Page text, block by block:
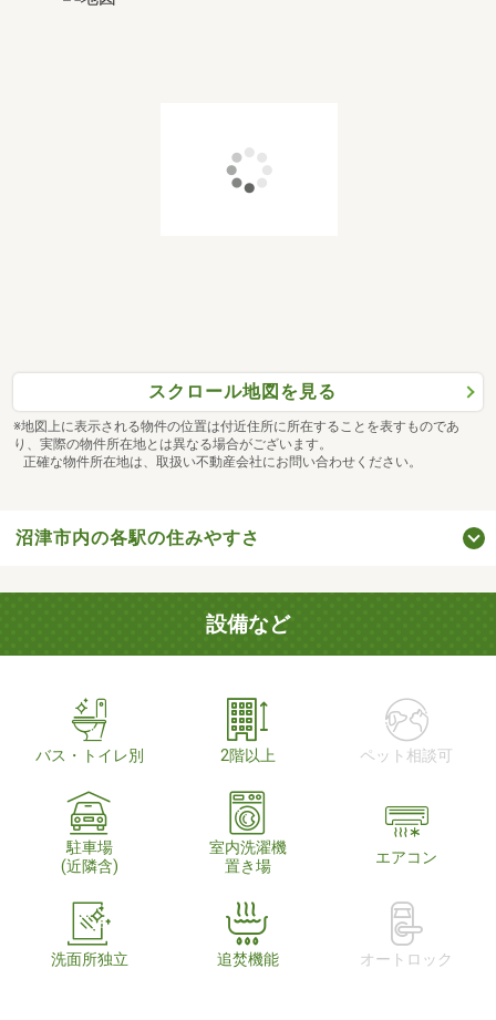
スクロール地図を見る
※地図上に表示される物件の位置は付近住所に所在することを表すものであ
り、実際の物件所在地とは異なる場合がございます。
正確な物件所在地は、取扱い不動産会社にお問い合わせください。
沼津市内の各駅の住みやすさ
設備など
バス・トイレ別 2階以上 ペット相談可
駐車場
(近隣含)
室内洗濯機
置き場
エアコン
洗面所独立 追焚機能 オートロック